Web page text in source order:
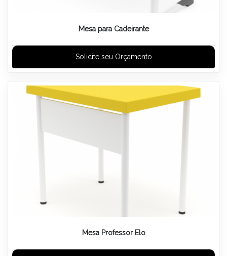
Mesa para Cadeirante
Solicite seu Orçamento
Mesa Professor Elo